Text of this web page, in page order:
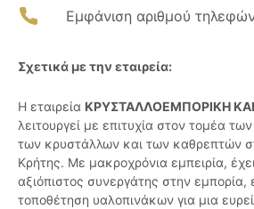
Εμφάνιση αριθμού
Σχετικά με την εταιρεία:
Η εταιρεία ΚΡΥΣΤΑΛΛΟΕΜΠΟΡΙΚΗ
λειτουργεί με επιτυχία στον τομέα
των κρυστάλλων και των καθρεπτών
Κρήτης. Με μακροχρόνια εμπειρία,
αξιόπιστος συνεργάτης στην εμπορία,
τοποθέτηση υαλοπινάκων για μια